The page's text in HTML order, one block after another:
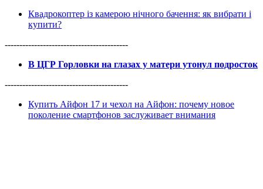
Квадрокоптер із камерою нічного бачення: як вибрати і
купити?
------------------------------------------
В ЦГР Горловки на глазах у матери утонул подросток
------------------------------------------
Купить Айфон 17 и чехол на Айфон: почему новое
поколение смартфонов заслуживает внимания